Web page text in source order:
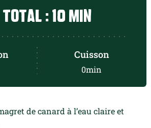
Total : 10 min
Cuisson
0min
de canard à l’eau claire et